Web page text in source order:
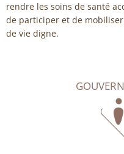
rendre les soins de santé
de participer et de
de vie digne.